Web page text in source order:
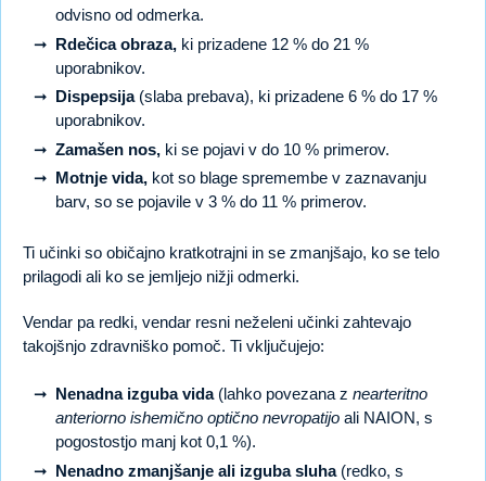
odvisno od odmerka.
Rdečica obraza, ki prizadene 12 % do 21 %
uporabnikov.
Dispepsija(slaba prebava), ki prizadene 6 % do 17 %
uporabnikov.
Zamašen nos, ki se pojavi v do 10 % primerov.
Motnje vida, kot so blage spremembe v zaznavanju
barv, so se pojavile v 3 % do 11 % primerov.
Ti učinki so običajno kratkotrajni in se zmanjšajo, ko se telo
prilagodi ali ko se jemljejo nižji odmerki.
Vendar pa redki, vendar resni neželeni učinki zahtevajo
takojšnjo zdravniško pomoč. Ti vključujejo:
Nenadna izguba vida(lahko povezana z nearteritno
anteriorno ishemično optično nevropatijo ali NAION, s
pogostostjo manj kot 0,1 %).
Nenadno zmanjšanje ali izguba sluha(redko, s